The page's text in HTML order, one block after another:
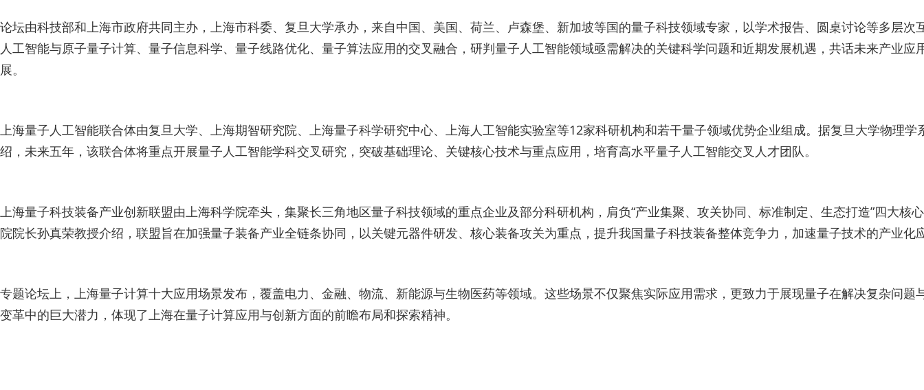
论坛由科技部和上海市政府共同主办，上海市科委、复旦大学承办，来自中国、美国、荷兰、卢森堡、新加坡等国的量子科技领域专家，以学术报告、圆桌讨论等多层次
人工智能与原子量子计算、量子信息科学、量子线路优化、量子算法应用的交叉融合，研判量子人工智能领域亟需解决的关键科学问题和近期发展机遇，共话未来产业应
展。
上海量子人工智能联合体由复旦大学、上海期智研究院、上海量子科学研究中心、上海人工智能实验室等12家科研机构和若干量子领域优势企业组成。据复旦大学物理学
绍，未来五年，该联合体将重点开展量子人工智能学科交叉研究，突破基础理论、关键核心技术与重点应用，培育高水平量子人工智能交叉人才团队。
上海量子科技装备产业创新联盟由上海科学院牵头，集聚长三角地区量子科技领域的重点企业及部分科研机构，肩负“产业集聚、攻关协同、标准制定、生态打造”四大核
院院长孙真荣教授介绍，联盟旨在加强量子装备产业全链条协同，以关键元器件研发、核心装备攻关为重点，提升我国量子科技装备整体竞争力，加速量子技术的产业化
专题论坛上，上海量子计算十大应用场景发布，覆盖电力、金融、物流、新能源与生物医药等领域。这些场景不仅聚焦实际应用需求，更致力于展现量子在解决复杂问题
变革中的巨大潜力，体现了上海在量子计算应用与创新方面的前瞻布局和探索精神。